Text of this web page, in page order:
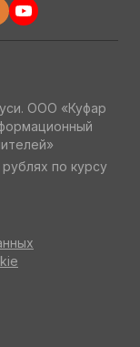
ООО «Куфар
по курсу